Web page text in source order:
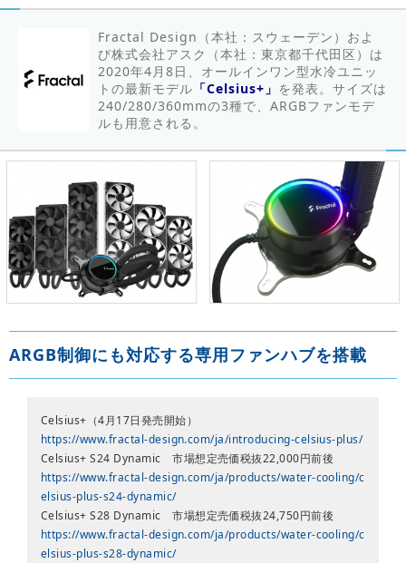
Fractal Design（本社：スウェーデン）およ
び株式会社アスク（本社：東京都千代田区）は
2020年4月8日、オールインワン型水冷ユニッ
トの最新モデル 「Celsius+」 を発表。サイズは
240/280/360mmの3種で、ARGBファンモデ
ルも用意される。
ARGB制御にも対応する専用ファンハブを搭載
Celsius+（4月17日発売開始）
https://www.fractal-design.com/ja/introducing-celsius-plus/
Celsius+ S24 Dynamic 市場想定売価税抜22,000円前後
https://www.fractal-design.com/ja/products/water-cooling/c
elsius-plus-s24-dynamic/
Celsius+ S28 Dynamic 市場想定売価税抜24,750円前後
https://www.fractal-design.com/ja/products/water-cooling/c
elsius-plus-s28-dynamic/